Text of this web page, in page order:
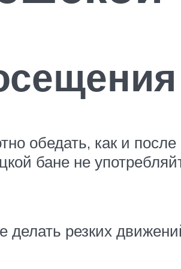
обедать, как и
бане не
делать резких